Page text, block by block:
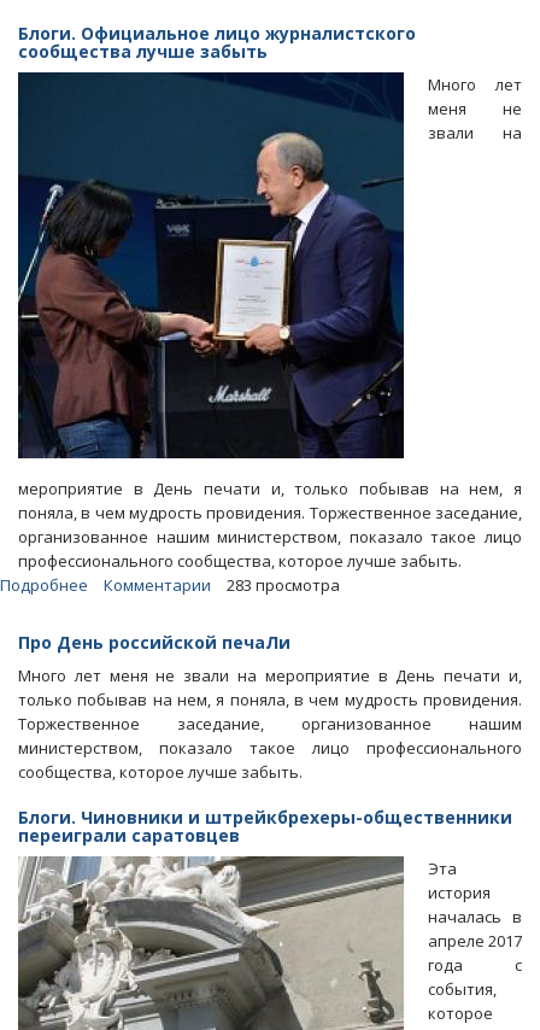
Блоги. Официальное лицо журналистского
сообщества лучше забыть
Много лет
меня не
звали на
мероприятие в День печати и, только побывав на нем, я
поняла, в чем мудрость провидения. Торжественное заседание,
организованное нашим министерством, показало такое лицо
профессионального сообщества, которое лучше забыть.
Подробнее
Официальное
лицо
журналистского
сообщества
лучше
забыть
Комментарии 283 просмотра
Про День российской печаЛи
Много лет меня не звали на мероприятие в День печати и,
только побывав на нем, я поняла, в чем мудрость провидения.
Торжественное заседание, организованное нашим
министерством, показало такое лицо профессионального
сообщества, которое лучше забыть.
Блоги. Чиновники и штрейкбрехеры-общественники
переиграли саратовцев
Эта
история
началась в
апреле 2017
года с
события,
которое